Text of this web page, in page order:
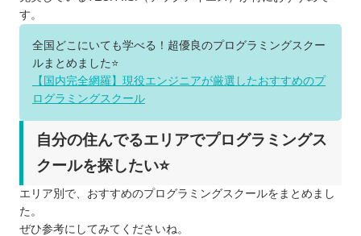
す。
全国どこにいても学べる！超優良のプログラミングスクー
ルまとめました⭐️
【国内完全網羅】現役エンジニアが厳選したおすすめのプ
ログラミングスクール
自分の住んでるエリアでプログラミングス
クールを探したい⭐️
エリア別で、おすすめのプログラミングスクールをまとめまし
た。
ぜひ参考にしてみてくださいね。